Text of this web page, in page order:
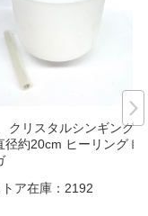
リスタルシンギングボ
径約20cm ヒーリング 瞑
ア在庫： 2192